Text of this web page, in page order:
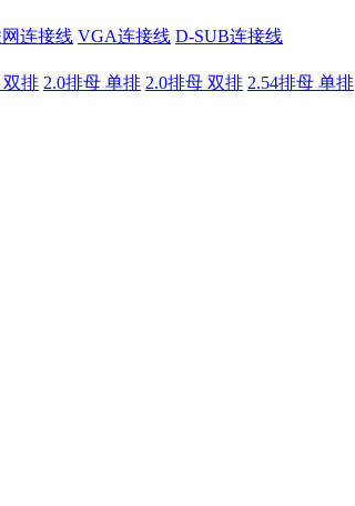
连接线 VGA连接线 D-SUB连接线
双排 2.0排母 单排 2.0排母 双排 2.54排母 单排